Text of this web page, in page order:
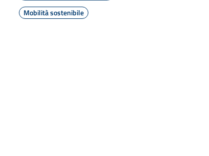
Mobilità sostenibile